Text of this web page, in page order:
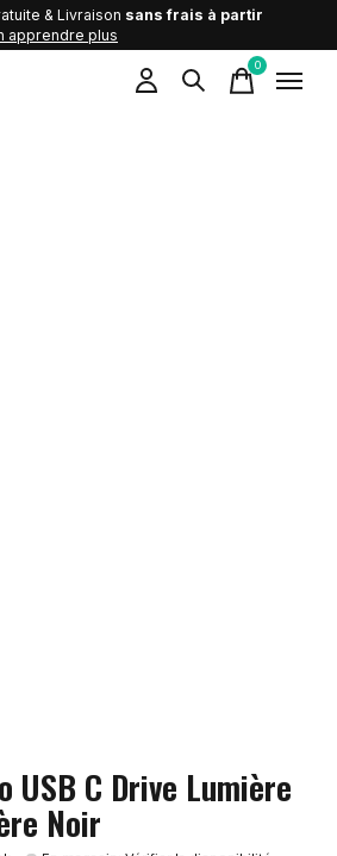
& Livraison sans frais à partir
apprendre plus
0items
USB C Drive Lumière
Noir